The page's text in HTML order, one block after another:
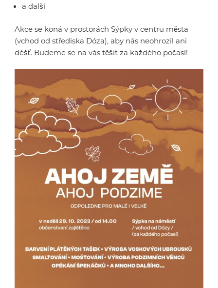
a další
Akce se koná v prostorách Sýpky v centru města
(vchod od střediska Dóza), aby nás neohrozil ani
déšť. Budeme se na vás těšit za každého počasí!